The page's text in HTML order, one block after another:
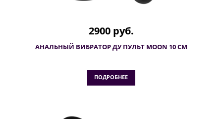
2900 руб.
АНАЛЬНЫЙ ВИБРАТОР ДУ ПУЛЬТ MOON 10 СМ
ПОДРОБНЕЕ